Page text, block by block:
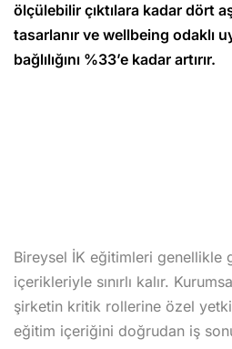
ölçülebilir çıktılara kadar dört
tasarlanır ve wellbeing odaklı
bağlılığını %33’e kadar artırır.
Bireysel İK eğitimleri genellikle
içerikleriyle sınırlı kalır.
şirketin kritik rollerine özel
eğitim içeriğini doğrudan iş